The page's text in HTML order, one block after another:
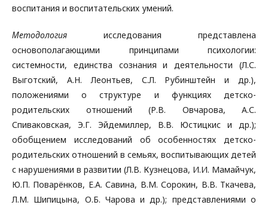
воспитания и воспитательских умений.
Методология исследования представлена
основополагающими принципами психологии:
системности, единства сознания и деятельности (Л.С.
Выготский, А.Н. Леонтьев, С.Л. Рубинштейн и др.),
положениями о структуре и функциях детско-
родительских отношений (Р.В. Овчарова, А.С.
Спиваковская, Э.Г. Эйдемиллер, В.В. Юстицкис и др.);
обобщением исследований об особенностях детско-
родительских отношений в семьях, воспитывающих детей
с нарушениями в развитии (Л.В. Кузнецова, И.И. Мамайчук,
Ю.П. Поварёнков, Е.А. Савина, В.М. Сорокин, В.В. Ткачева,
Л.М. Шипицына, О.Б. Чарова и др.); представлениями о